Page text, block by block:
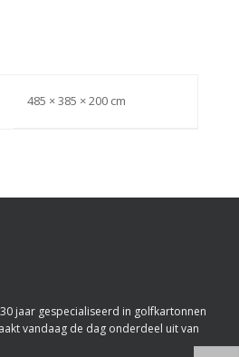
485 × 385 × 200 cm
jaar gespecialiseerd in golfkartonnen
vandaag de dag onderdeel uit van